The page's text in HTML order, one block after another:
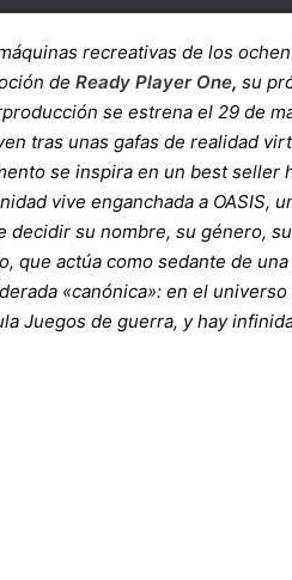
recreativas de los
de Ready Player One, su
se estrena el 29 de
tras unas gafas de realidad
se inspira en un best seller
vive enganchada a OASIS,
decidir su nombre, su género,
que actúa como sedante de
«canónica»: en el
Juegos de guerra, y hay